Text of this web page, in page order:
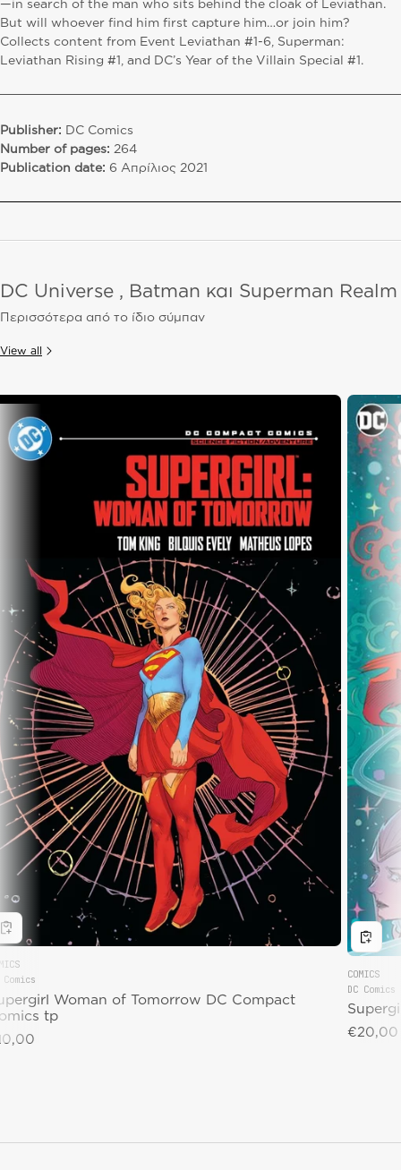
—in search of the man who sits behind the cloak of Leviathan.
But will whoever find him first capture him…or join him?
Collects content from Event Leviathan #1-6, Superman:
Leviathan Rising #1, and DC’s Year of the Villain Special #1.
Publisher: DC Comics
Number of pages: 264
Publication date: 6 Απρίλιος 2021
DC Universe , Batman και Superman Realm
Περισσότερα από το ίδιο σύμπαν
View all
Comics
Woman of Tomorrow DC Compact
tp
price
COMICS
Vendor:
DC Comics
Regular
€20,00